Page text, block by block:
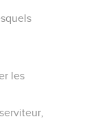
les